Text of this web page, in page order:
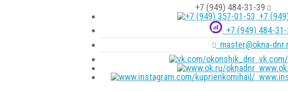
+7 (949) 484-31-39
+7
+7 (949) 484-
master@okna-